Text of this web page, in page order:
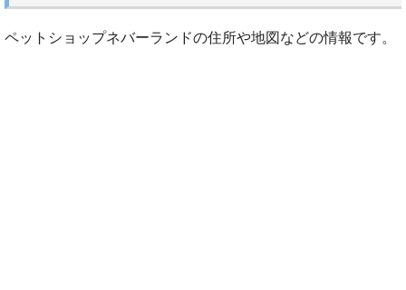
ペットショップネバーランドの住所や地図などの情報です。